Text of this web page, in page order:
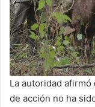
La autoridad
de acción no ha